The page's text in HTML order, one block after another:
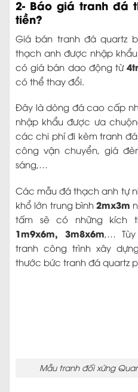
2- Báo giá tranh đá
tiền?
Giá bán tranh đá quartz
thạch anh được nhập
có giá bán dao động từ
có thể thay đổi.
Đây là dòng đá cao cấp
nhập khẩu được ưa
các chi phí đi kèm tranh
công vận chuyển, giá
sáng,…
Các mẫu đá thạch anh tự
khổ lớn trung bình2mx3m
tấm sẽ có những kích
1m9x6m, 3m8x6m ,…
tranh công trình xây
thước bức tranh đá quartz
Mẫu tranh đối xứng